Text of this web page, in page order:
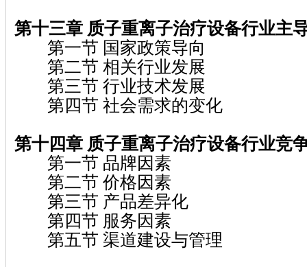
第十三章 质子重离子治疗设备行业主
第一节 国家政策导向
第二节 相关行业发展
第三节 行业技术发展
第四节 社会需求的变化
第十四章 质子重离子治疗设备行业竞
第一节 品牌因素
第二节 价格因素
第三节 产品差异化
第四节 服务因素
第五节 渠道建设与管理